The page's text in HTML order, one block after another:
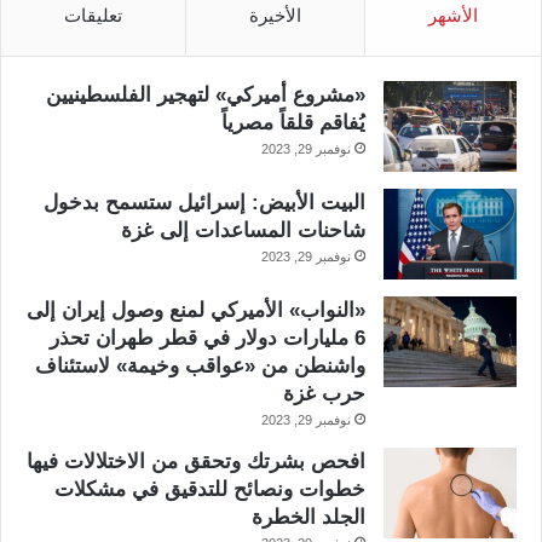
الأشهر الأخيرة تعليقات
«مشروع أميركي» لتهجير الفلسطينيين
يُفاقم قلقاً مصرياً
نوفمبر 29, 2023
البيت الأبيض: إسرائيل ستسمح بدخول
شاحنات المساعدات إلى غزة
نوفمبر 29, 2023
«النواب» الأميركي لمنع وصول إيران إلى
6 مليارات دولار في قطر طهران تحذر
واشنطن من «عواقب وخيمة» لاستئناف
حرب غزة
نوفمبر 29, 2023
افحص بشرتك وتحقق من الاختلالات فيها
خطوات ونصائح للتدقيق في مشكلات
الجلد الخطرة